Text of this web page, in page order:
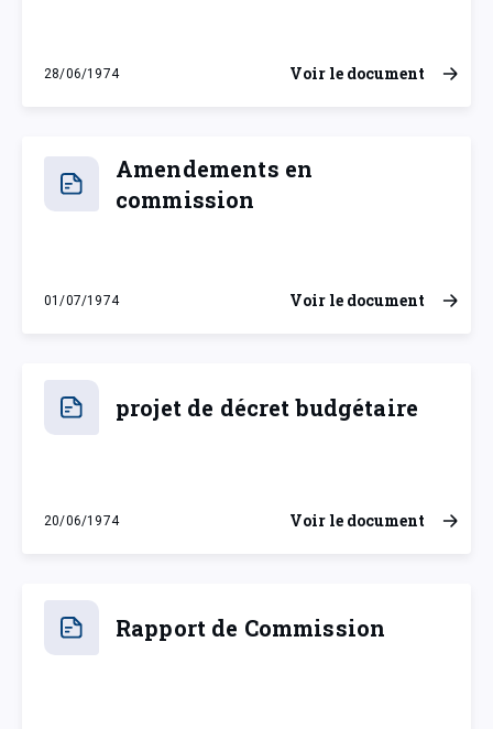
28/06/1974
vendredi 28 juin 1974
Voir le document
Amendements en
commission
01/07/1974
lundi 1 juillet 1974
Voir le document
projet de décret budgétaire
20/06/1974
jeudi 20 juin 1974
Voir le document
Rapport de Commission